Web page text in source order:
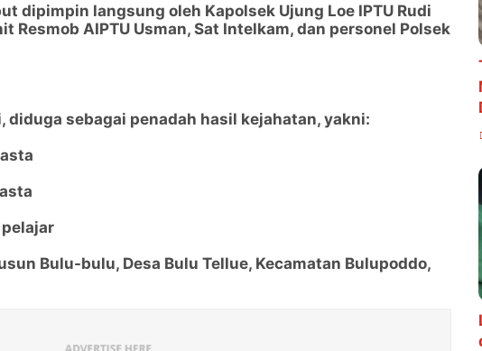
dipimpin langsung oleh Kapolsek Ujung Loe IPTU Rudi
Resmob AIPTU Usman, Sat Intelkam, dan personel Polsek
diduga sebagai penadah hasil kejahatan, yakni:
Bulu-bulu, Desa Bulu Tellue, Kecamatan Bulupoddo,